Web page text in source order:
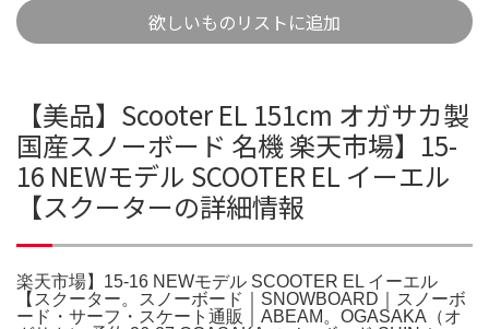
欲しいものリストに追加
【美品】Scooter EL 151cm オガサカ製
国産スノーボード 名機 楽天市場】15-
16 NEWモデル SCOOTER EL イーエル
【スクーターの詳細情報
楽天市場】15-16 NEWモデル SCOOTER EL イーエル
【スクーター。スノーボード｜SNOWBOARD｜スノーボ
ード・サーフ・スケート通販｜ABEAM。OGASAKA（オ